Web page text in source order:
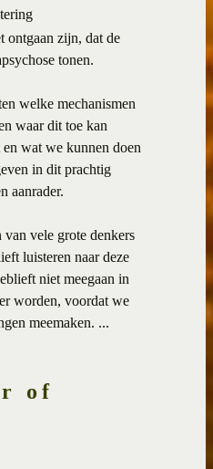
ontgaan zijn, dat de
tonen.
welke mechanismen
waar dit toe kan
wat we kunnen doen
in dit prachtig
aanrader.
vele grote denkers
luisteren naar deze
niet meegaan in
worden, voordat we
meemaken. ...
of